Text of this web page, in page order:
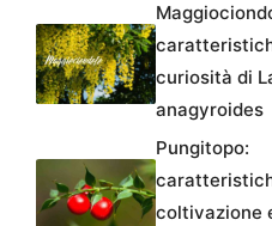
curiosità di
anagyroides
Pungitopo:
coltivazione